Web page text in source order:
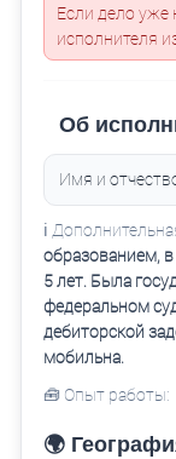
Если дело уже
исполнителя
Об
Имя и
ℹ️
образованием,
5 лет. Была
федеральном
дебиторской
мобильна.
🧰 Опыт работы:
🌍